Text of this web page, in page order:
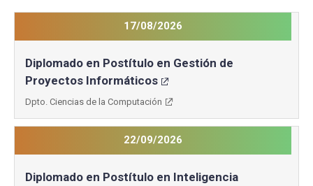
17/08/2026
Diplomado en Postítulo en Gestión de
Proyectos Informáticos
Dpto. Ciencias de la Computación
22/09/2026
Diplomado en Postítulo en Inteligencia